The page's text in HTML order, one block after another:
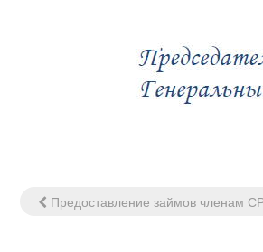
Навигация
Предоставление займов членам